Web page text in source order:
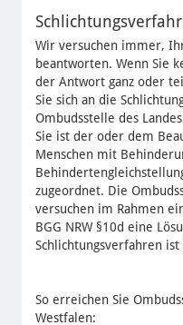
Wir versuchen immer,
beantworten. Wenn Sie
der Antwort ganz oder
Sie sich an die
Ombudsstelle des
Sie ist der oder dem
Menschen mit
zugeordnet. Die
versuchen im Rahmen
BGG NRW §10d eine
Schlichtungsverfahren ist
So erreichen Sie
Westfalen: